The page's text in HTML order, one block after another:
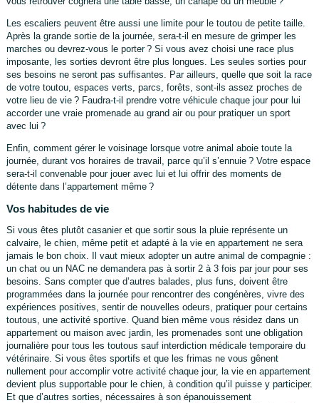
Les escaliers peuvent être aussi une limite pour le toutou de petite taille.
Après la grande sortie de la journée, sera-t-il en mesure de grimper les
marches ou devrez-vous le porter ? Si vous avez choisi une race plus
imposante, les sorties devront être plus longues. Les seules sorties pour
ses besoins ne seront pas suffisantes. Par ailleurs, quelle que soit la race
de votre toutou, espaces verts, parcs, forêts, sont-ils assez proches de
votre lieu de vie ? Faudra-t-il prendre votre véhicule chaque jour pour lui
accorder une vraie promenade au grand air ou pour pratiquer un sport
avec lui ?
Enfin, comment gérer le voisinage lorsque votre animal aboie toute la
journée, durant vos horaires de travail, parce qu’il s’ennuie ? Votre espace
sera-t-il convenable pour jouer avec lui et lui offrir des moments de
détente dans l’appartement même ?
Vos habitudes de vie
Si vous êtes plutôt casanier et que sortir sous la pluie représente un
calvaire, le chien, même petit et adapté à la vie en appartement ne sera
jamais le bon choix. Il vaut mieux adopter un autre animal de compagnie :
un chat ou un NAC ne demandera pas à sortir 2 à 3 fois par jour pour ses
besoins. Sans compter que d’autres balades, plus funs, doivent être
programmées dans la journée pour rencontrer des congénères, vivre des
expériences positives, sentir de nouvelles odeurs, pratiquer pour certains
toutous, une activité sportive. Quand bien même vous résidez dans un
appartement ou maison avec jardin, les promenades sont une obligation
journalière pour tous les toutous sauf interdiction médicale temporaire du
vétérinaire. Si vous êtes sportifs et que les frimas ne vous gênent
nullement pour accomplir votre activité chaque jour, la vie en appartement
devient plus supportable pour le chien, à condition qu’il puisse y participer.
Et que d’autres sorties, nécessaires à son épanouissement